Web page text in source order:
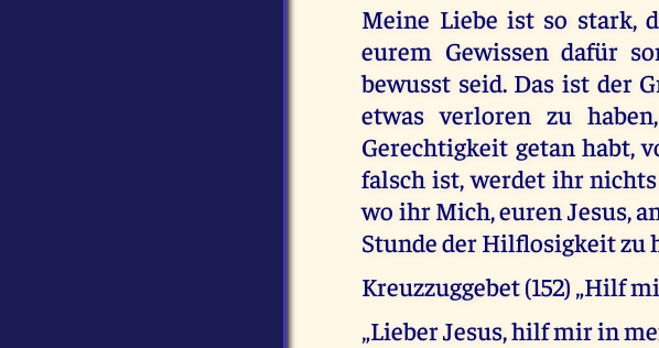
Meine Liebe ist so stark,
eurem Gewissen dafür
bewusst seid. Das ist der
etwas verloren zu
Gerechtigkeit getan habt,
falsch ist, werdet ihr
wo ihr Mich, euren Jesus,
Stunde der Hilflosigkeit zu
Kreuzzuggebet (152) „Hilf
„Lieber Jesus, hilf mir in